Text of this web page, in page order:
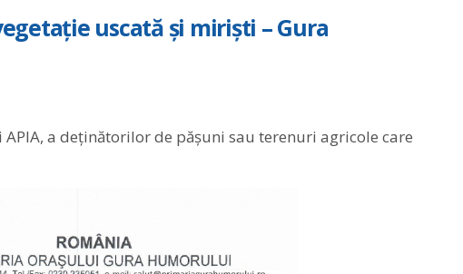
uscată și miriști – Gura
a deținătorilor de pășuni sau terenuri agricole care